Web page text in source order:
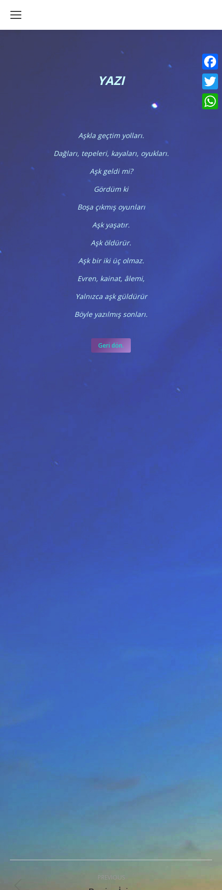
YAZI
Aşkla geçtim yolları.
Dağları, tepeleri, kayaları, oyukları.
Aşk geldi mi?
Gördüm ki
Boşa çıkmış oyunları
Aşk yaşatır.
Aşk öldürür.
Aşk bir iki üç olmaz.
Evren, kainat, âlemi,
Yalnızca aşk güldürür
Böyle yazılmış sonları.
Geri dön.
PREVIOUS